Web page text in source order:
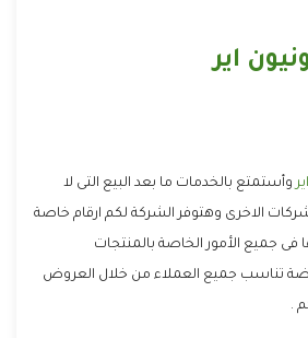
اير
وأستمتع بالخدمات ما بعد البيع التى لا
الاخرى وهتوفر الشركة لكم ارقام خاصة
جميع الأمور الخاصة بالمنتجات
تناسب جميع العملاء من خلال العروض
.